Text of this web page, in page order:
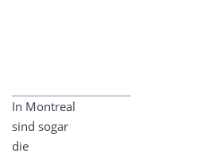
In Montreal
sind sogar
die